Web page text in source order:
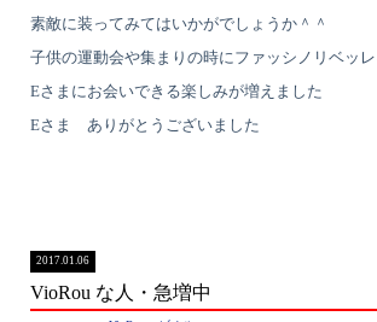
素敵に装ってみてはいかがでしょうか＾＾
子供の運動会や集まりの時にファッシノリベッ
Eさまにお会いできる楽しみが増えました
Eさま ありがとうございました
VioRou な人・急増中
2017.01.06